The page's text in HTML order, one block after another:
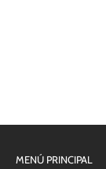
MENÚ PRINCIPAL